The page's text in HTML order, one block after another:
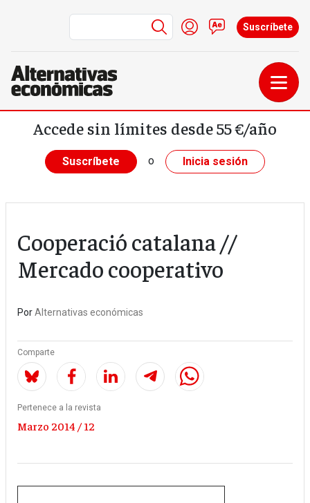
Pasar al contenido principal
Menú de cuenta de
Iniciar sesión
Contacto
Suscríbete
Accede sin límites desde 55 €/año
Suscríbete o Inicia sesión
Cooperació catalana //
Mercado cooperativo
PorAlternativas económicas
Comparte
Pertenece a la revista
Marzo 2014 / 12